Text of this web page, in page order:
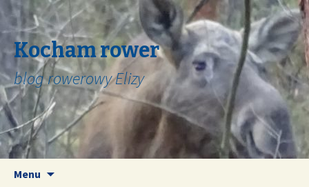
Kocham rower
blog rowerowy Elizy
Menu